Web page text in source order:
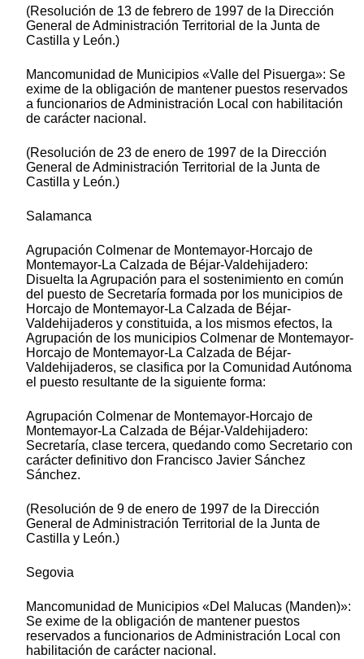
(Resolución de 13 de febrero de 1997 de la Dirección
General de Administración Territorial de la Junta de
Castilla y León.)
Mancomunidad de Municipios «Valle del Pisuerga»: Se
exime de la obligación de mantener puestos reservados
a funcionarios de Administración Local con habilitación
de carácter nacional.
(Resolución de 23 de enero de 1997 de la Dirección
General de Administración Territorial de la Junta de
Castilla y León.)
Salamanca
Agrupación Colmenar de Montemayor-Horcajo de
Montemayor-La Calzada de Béjar-Valdehijadero:
Disuelta la Agrupación para el sostenimiento en común
del puesto de Secretaría formada por los municipios de
Horcajo de Montemayor-La Calzada de Béjar-
Valdehijaderos y constituida, a los mismos efectos, la
Agrupación de los municipios Colmenar de Montemayor-
Horcajo de Montemayor-La Calzada de Béjar-
Valdehijaderos, se clasifica por la Comunidad Autónoma
el puesto resultante de la siguiente forma:
Agrupación Colmenar de Montemayor-Horcajo de
Montemayor-La Calzada de Béjar-Valdehijadero:
Secretaría, clase tercera, quedando como Secretario con
carácter definitivo don Francisco Javier Sánchez
Sánchez.
(Resolución de 9 de enero de 1997 de la Dirección
General de Administración Territorial de la Junta de
Castilla y León.)
Segovia
Mancomunidad de Municipios «Del Malucas (Manden)»:
Se exime de la obligación de mantener puestos
reservados a funcionarios de Administración Local con
habilitación de carácter nacional.